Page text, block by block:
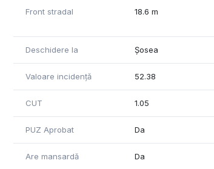
Front stradal 18.6 m
Deschidere la Șosea
Valoare incidență 52.38
CUT 1.05
PUZ Aprobat Da
Are mansardă Da